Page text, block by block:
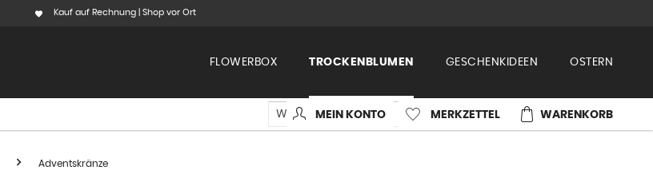
Kauf auf Rechnung | Shop vor Ort
FLOWERBOX TROCKENBLUMEN GESCHENKIDEEN OSTERN
MERKZETTEL
MEIN KONTO WARENKORB
Adventskränze